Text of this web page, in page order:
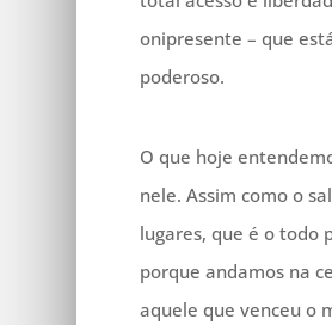
onipresente – que
poderoso.
O que hoje
nele. Assim como o
lugares, que é o todo
porque andamos na
aquele que venceu o